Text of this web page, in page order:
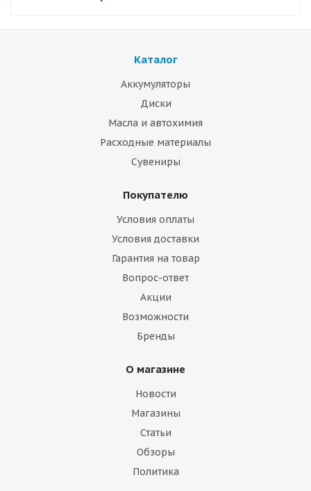
Каталог
Аккумуляторы
Диски
Масла и автохимия
Расходные материалы
Сувениры
Покупателю
Условия оплаты
Условия доставки
Гарантия на товар
Вопрос-ответ
Акции
Возможности
Бренды
О магазине
Новости
Магазины
Статьи
Обзоры
Политика